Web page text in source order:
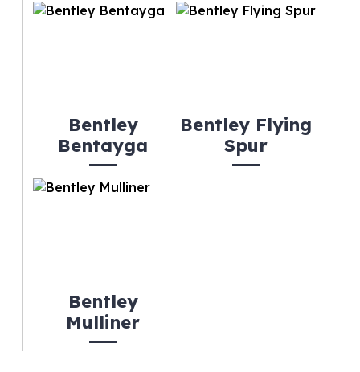
Bentley
Bentayga
Bentley Flying
Spur
Bentley
Mulliner